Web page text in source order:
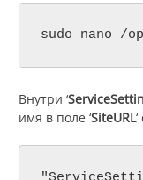
sudo nano /
Внутри ‘
имя в поле ‘SiteURL